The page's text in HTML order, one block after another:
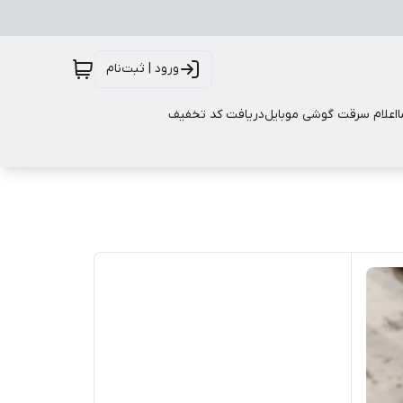
ورود | ثبت‌نام
اعلام سرقت گوشی موبایلدریافت کد تخفیف